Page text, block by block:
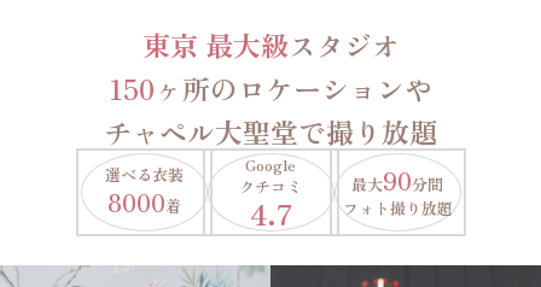
東京 最大級スタジオ
150ヶ所のロケーションや
チャペル大聖堂で撮り放題
選べる衣装
8000着
Google
クチコミ
4.7
最大90分間
フォト撮り放題